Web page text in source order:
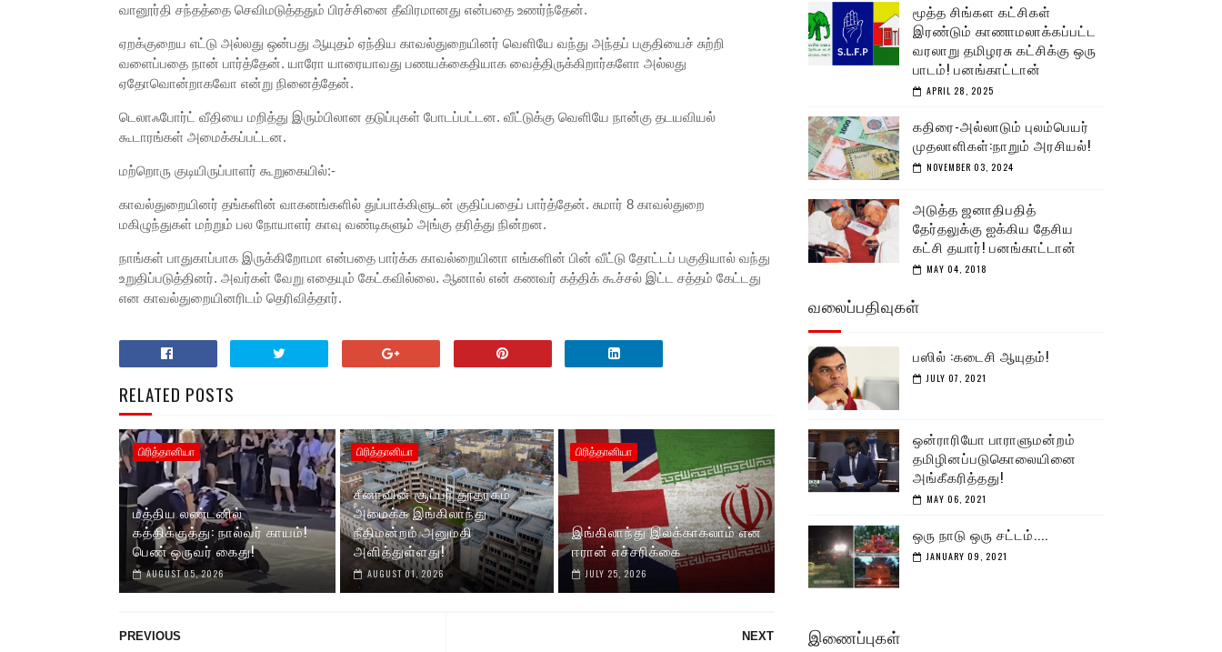
வானூர்தி சந்தத்தை செவிமடுத்ததும் பிரச்சினை தீவிரமானது என்பதை உணர்ந்தேன்.
ஏறக்குறைய எட்டு அல்லது ஒன்பது ஆயுதம் ஏந்திய காவல்துறையினர் வெளியே வந்து அந்தப் பகுதியைச் சுற்றி
வளைப்பதை நான் பார்த்தேன். யாரோ யாரையாவது பணயக்கைதியாக வைத்திருக்கிறார்களோ அல்லது
ஏதோவொன்றாகவோ என்று நினைத்தேன்.
டெலாஃபோர்ட் வீதியை மறித்து இரும்பிலான தடுப்புகள் போடப்பட்டன. வீட்டுக்கு வெளியே நான்கு தடயவியல்
கூடாரங்கள் அமைக்கப்பட்டன.
மற்றொரு குடியிருப்பாளர் கூறுகையில்:-
காவல்துறையினர் தங்களின் வாகனங்களில் துப்பாக்கிளுடன் குதிப்பதைப் பார்த்தேன். சுமார் 8 காவல்துறை
மகிழுந்துகள் மற்றும் பல நோயாளர் காவு வண்டிகளும் அங்கு தரித்து நின்றன.
நாங்கள் பாதுகாப்பாக இருக்கிறோமா என்பதை பார்க்க காவல்றையினா எங்களின் பின் வீட்டு தோட்டப் பகுதியால் வந்து
உறுதிப்படுத்தினர். அவர்கள் வேறு எதையும் கேட்கவில்லை. ஆனால் என் கணவர் கத்திக் கூச்சல் இட்ட சத்தம் கேட்டது
என காவல்துறையினரிடம் தெரிவித்தார்.
RELATED POSTS
பிரித்தானியா
மத்திய லண்டனில்
கத்திக்குத்து: நால்வர் காயம்!
பெண் ஒருவர் கைது!
AUGUST 05, 2026
பிரித்தானியா
சீனாவின் சூப்பர் தூதரகம்
அமைக்க இங்கிலாந்து
நீதிமன்றம் அனுமதி
அளித்துள்ளது!
AUGUST 01, 2026
பிரித்தானியா
இங்கிலாந்து இலக்காகலாம் என
ஈரான் எச்சரிக்கை
JULY 25, 2026
NEXT
PREVIOUS
மூத்த சிங்கள கட்சிகள்
இரண்டும் காணாமலாக்கப்பட்ட
வரலாறு தமிழரசு கட்சிக்கு ஒரு
பாடம்! பனங்காட்டான்
APRIL 28, 2025
கதிரை-அல்லாடும் புலம்பெயர்
முதலாளிகள்:நாறும் அரசியல்!
NOVEMBER 03, 2024
அடுத்த ஜனாதிபதித்
தேர்தலுக்கு ஐக்கிய தேசிய
கட்சி தயார்! பனங்காட்டான்
MAY 04, 2018
வலைப்பதிவுகள்
பஸில் :கடைசி ஆயுதம்!
JULY 07, 2021
ஒன்ராரியோ பாராளுமன்றம்
தமிழினப்படுகொலையினை
அங்கீகரித்தது!
MAY 06, 2021
ஒரு நாடு ஒரு சட்டம்....
JANUARY 09, 2021
இணைப்புகள்